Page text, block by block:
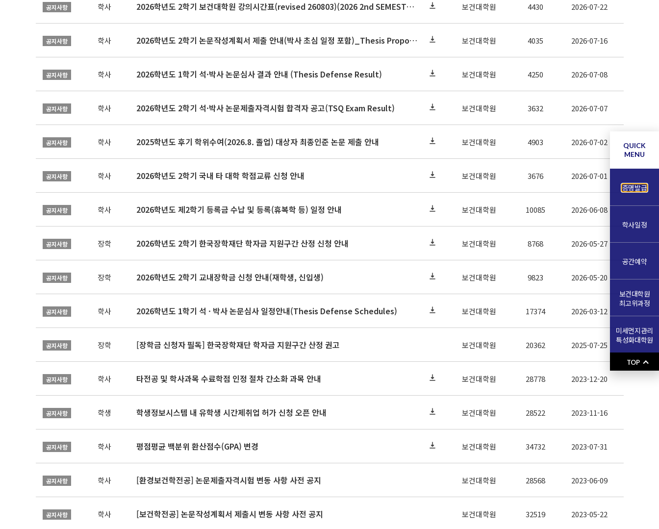
공지사항 학사 2026학년도 2학기 보건대학원 강의시간표(revised 260803)(2026 2nd SEMESTER SNU GSPH TIMETABLE) 보건대학원 4430 2026-07-22
공지사항 학사 2026학년도 2학기 논문작성계획서 제출 안내(박사 초심 일정 포함)_Thesis Proposal 보건대학원 4035 2026-07-16
공지사항 학사 2026학년도 1학기 석·박사 논문심사 결과 안내 (Thesis Defense Result) 보건대학원 4250 2026-07-08
공지사항 학사 2026학년도 2학기 석·박사 논문제출자격시험 합격자 공고(TSQ Exam Result) 보건대학원 3632 2026-07-07
공지사항 학사 2025학년도 후기 학위수여(2026.8. 졸업) 대상자 최종인준 논문 제출 안내 보건대학원 4903 2026-07-02
공지사항 학사 2026학년도 2학기 국내 타 대학 학점교류 신청 안내 보건대학원 3676 2026-07-01
공지사항 학사 2026학년도 제2학기 등록금 수납 및 등록(휴복학 등) 일정 안내 보건대학원 10085 2026-06-08
공지사항 장학 2026학년도 2학기 한국장학재단 학자금 지원구간 산정 신청 안내 보건대학원 8768 2026-05-27
공지사항 장학 2026학년도 2학기 교내장학금 신청 안내(재학생, 신입생) 보건대학원 9823 2026-05-20
공지사항 학사 2026학년도 1학기 석 · 박사 논문심사 일정안내(Thesis Defense Schedules) 보건대학원 17374 2026-03-12
공지사항 장학 [장학금 신청자 필독] 한국장학재단 학자금 지원구간 산정 권고 보건대학원 20362 2025-07-25
공지사항 학사 타전공 및 학사과목 수료학점 인정 절차 간소화 과목 안내 보건대학원 28778 2023-12-20
공지사항 학생 학생정보시스템 내 유학생 시간제취업 허가 신청 오픈 안내 보건대학원 28522 2023-11-16
공지사항 학사 평점평균 백분위 환산점수(GPA) 변경 보건대학원 34732 2023-07-31
공지사항 학사 [환경보건학전공] 논문제출자격시험 변동 사항 사전 공지 보건대학원 28568 2023-06-09
공지사항 학사 [보건학전공] 논문작성계획서 제출시 변동 사항 사전 공지 보건대학원 32519 2023-05-22
QUICK
MENU
증명발급
학사일정
공간예약
보건대학원
최고위과정
미세먼지관리
특성화대학원
TOP